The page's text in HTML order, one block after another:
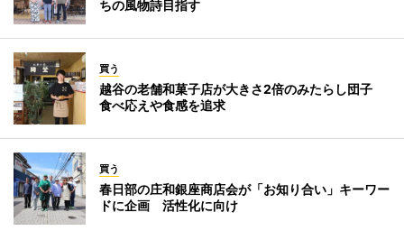
ちの風物詩目指す
買う
越谷の老舗和菓子店が大きさ2倍のみたらし団子
食べ応えや食感を追求
買う
春日部の庄和銀座商店会が「お知り合い」キーワー
ドに企画 活性化に向け